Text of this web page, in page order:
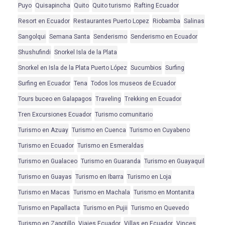
Puyo Quisapincha Quito Quito turismo Rafting Ecuador
Resort en Ecuador Restaurantes Puerto Lopez Riobamba Salinas
Sangolqui Semana Santa Senderismo Senderismo en Ecuador
Shushufindi Snorkel Isla de la Plata
Snorkel en Isla de la Plata Puerto López Sucumbios Surfing
Surfing en Ecuador Tena Todos los museos de Ecuador
Tours buceo en Galapagos Traveling Trekking en Ecuador
Tren Excursiones Ecuador Turismo comunitario
Turismo en Azuay Turismo en Cuenca Turismo en Cuyabeno
Turismo en Ecuador Turismo en Esmeraldas
Turismo en Gualaceo Turismo en Guaranda Turismo en Guayaquil
Turismo en Guayas Turismo en Ibarra Turismo en Loja
Turismo en Macas Turismo en Machala Turismo en Montanita
Turismo en Papallacta Turismo en Pujii Turismo en Quevedo